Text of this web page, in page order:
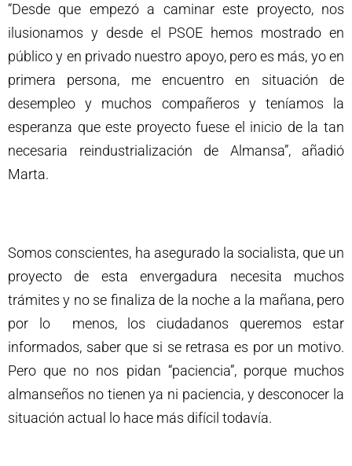
“Desde que empezó a caminar este proyecto, nos
ilusionamos y desde el PSOE hemos mostrado en
público y en privado nuestro apoyo, pero es más, yo en
primera persona, me encuentro en situación de
desempleo y muchos compañeros y teníamos la
esperanza que este proyecto fuese el inicio de la tan
necesaria reindustrialización de Almansa”, añadió
Marta.
Somos conscientes, ha asegurado la socialista, que un
proyecto de esta envergadura necesita muchos
trámites y no se finaliza de la noche a la mañana, pero
por lo menos, los ciudadanos queremos estar
informados, saber que si se retrasa es por un motivo.
Pero que no nos pidan “paciencia”, porque muchos
almanseños no tienen ya ni paciencia, y desconocer la
situación actual lo hace más difícil todavía.